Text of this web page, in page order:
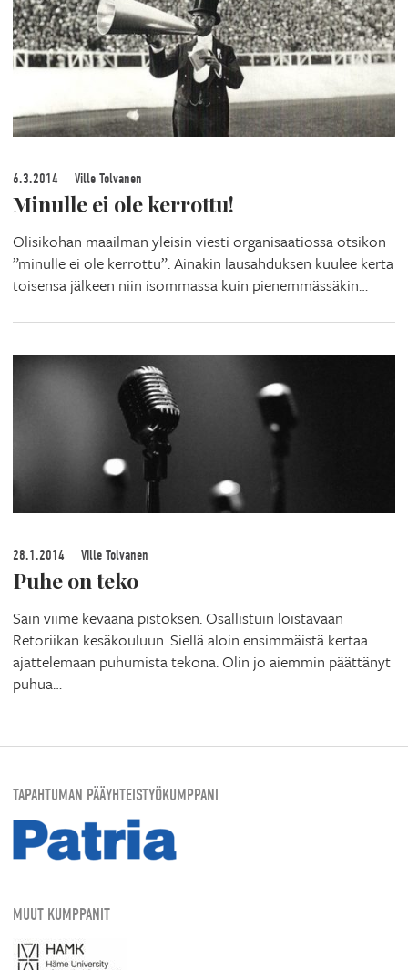
6.3.2014 Ville Tolvanen
Minulle ei ole kerrottu!
Olisikohan maailman yleisin viesti organisaatiossa otsikon
”minulle ei ole kerrottu”. Ainakin lausahduksen kuulee kerta
toisensa jälkeen niin isommassa kuin pienemmässäkin…
28.1.2014 Ville Tolvanen
Puhe on teko
Sain viime keväänä pistoksen. Osallistuin loistavaan
Retoriikan kesäkouluun. Siellä aloin ensimmäistä kertaa
ajattelemaan puhumista tekona. Olin jo aiemmin päättänyt
puhua…
TAPAHTUMAN PÄÄYHTEISTYÖKUMPPANI
MUUT KUMPPANIT